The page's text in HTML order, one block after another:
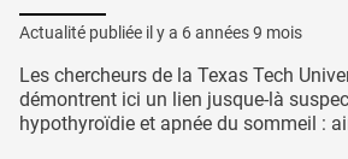
Actualité publiée il y a 6 années 9 mois
Les chercheurs de la Texas Tech
démontrent ici un lien jusque-là
hypothyroïdie et apnée du sommeil :